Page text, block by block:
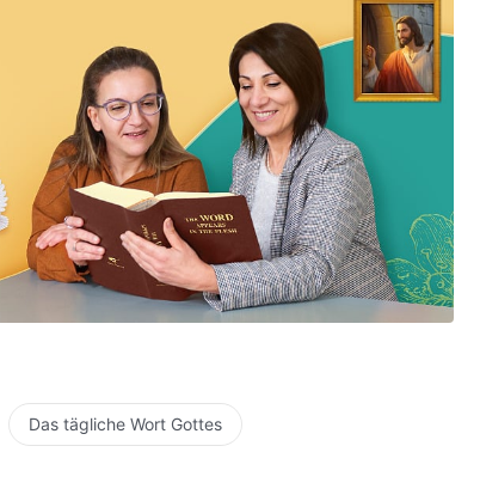
Das tägliche Wort Gottes